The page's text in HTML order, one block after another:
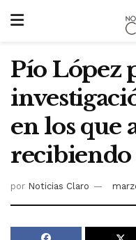
Pío López
en los que
por Noticias Claro